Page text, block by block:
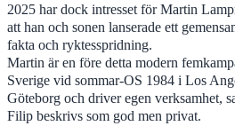
2025 har dock intresset för Martin
att han och sonen lanserade ett
fakta och ryktesspridning.
Martin är en före detta modern
Sverige vid sommar-OS 1984 i Los
Göteborg och driver egen verksamhet,
Filip beskrivs som god men privat.